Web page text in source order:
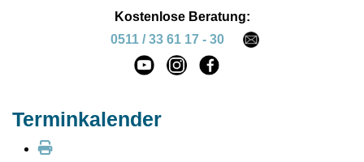
Kostenlose Beratung:
0511 / 33 61 17 - 30
Terminkalender